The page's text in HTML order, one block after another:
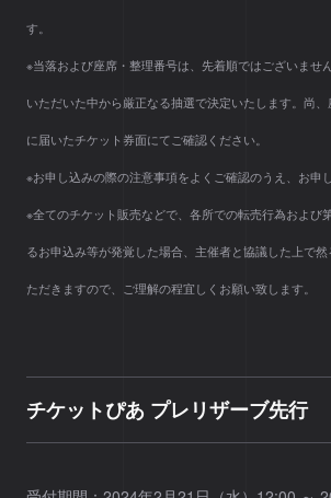
す。
※当落および座席・整理番号は、先着順ではございませ
いただいた中から厳正なる抽選で決定いたします。尚
に届いたチケット券面にてご確認ください。
※お申し込みの際の注意事項をよくご確認のうえ、お申
※全てのチケット販売などで、各所での転売行為および
るお申込み等が発覚した場合、主催者と協議した上で
ただきますので、ご理解の程宜しくお願い致します。
チケットぴあ プレリザーブ先行